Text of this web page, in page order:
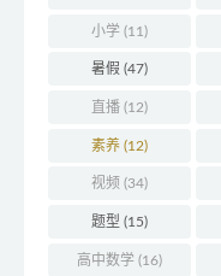
小学(11)
暑假 (47)
直播(12)
素养(12)
视频 (34)
题型 (15)
高中数学(16)